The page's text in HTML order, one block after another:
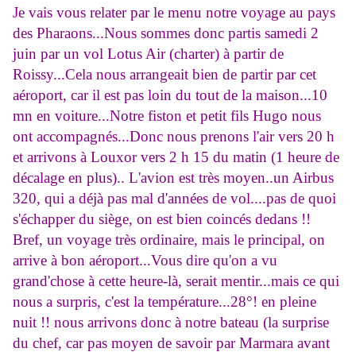
Je vais vous relater par le menu notre voyage au pays
des Pharaons...Nous sommes donc partis samedi 2
juin par un vol Lotus Air (charter) à partir de
Roissy...Cela nous arrangeait bien de partir par cet
aéroport, car il est pas loin du tout de la maison...10
mn en voiture...Notre fiston et petit fils Hugo nous
ont accompagnés...Donc nous prenons l'air vers 20 h
et arrivons à Louxor vers 2 h 15 du matin (1 heure de
décalage en plus).. L'avion est très moyen..un Airbus
320, qui a déjà pas mal d'années de vol....pas de quoi
s'échapper du siège, on est bien coincés dedans !!
Bref, un voyage très ordinaire, mais le principal, on
arrive à bon aéroport...Vous dire qu'on a vu
grand'chose à cette heure-là, serait mentir...mais ce qui
nous a surpris, c'est la température...28°! en pleine
nuit !! nous arrivons donc à notre bateau (la surprise
du chef, car pas moyen de savoir par Marmara avant